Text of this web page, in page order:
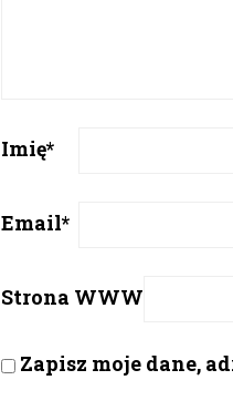
Imię*
Email*
Strona WWW
Zapisz moje dane,